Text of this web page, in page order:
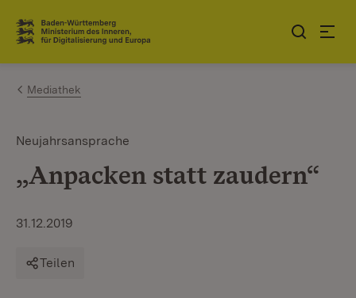
Zum Inhalt springen
Link zur Startseite
Mediathek
Neujahrsansprache
„Anpacken statt zaudern“
31.12.2019
Teilen